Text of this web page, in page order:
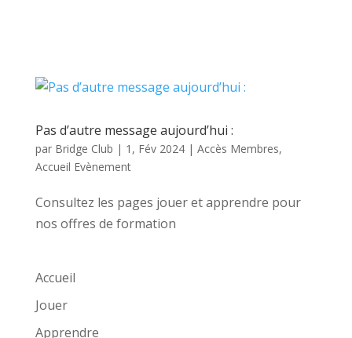
Pas d’autre message aujourd’hui :
par Bridge Club | 1, Fév 2024| Accès Membres,
Accueil Evènement
Consultez les pages jouer et apprendre pour
nos offres de formation
Accueil
Jouer
Apprendre